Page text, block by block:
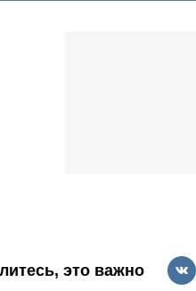
это важно